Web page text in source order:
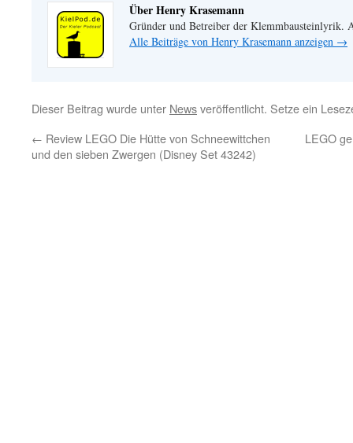
Über Henry Krasemann
Gründer und Betreiber der Klemmbausteinlyrik.
Alle Beiträge von Henry Krasemann anzeigen →
Dieser Beitrag wurde unter Newsveröffentlicht. Setze ein
← Review LEGO Die Hütte von Schneewittchen
und den sieben Zwergen (Disney Set 43242)
LEGO